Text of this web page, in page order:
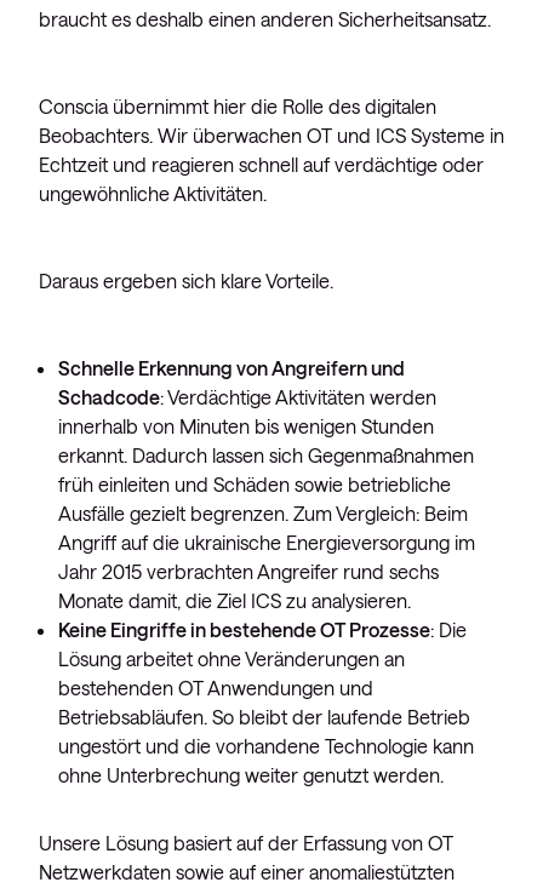
braucht es deshalb einen anderen Sicherheitsansatz.
Conscia übernimmt hier die Rolle des digitalen
Beobachters. Wir überwachen OT und ICS Systeme in
Echtzeit und reagieren schnell auf verdächtige oder
ungewöhnliche Aktivitäten.
Daraus ergeben sich klare Vorteile.
Schnelle Erkennung von Angreifern und
Schadcode: Verdächtige Aktivitäten werden
innerhalb von Minuten bis wenigen Stunden
erkannt. Dadurch lassen sich Gegenmaßnahmen
früh einleiten und Schäden sowie betriebliche
Ausfälle gezielt begrenzen. Zum Vergleich: Beim
Angriff auf die ukrainische Energieversorgung im
Jahr 2015 verbrachten Angreifer rund sechs
Monate damit, die Ziel ICS zu analysieren.
Keine Eingriffe in bestehende OT Prozesse: Die
Lösung arbeitet ohne Veränderungen an
bestehenden OT Anwendungen und
Betriebsabläufen. So bleibt der laufende Betrieb
ungestört und die vorhandene Technologie kann
ohne Unterbrechung weiter genutzt werden.
Unsere Lösung basiert auf der Erfassung von OT
Netzwerkdaten sowie auf einer anomaliestützten